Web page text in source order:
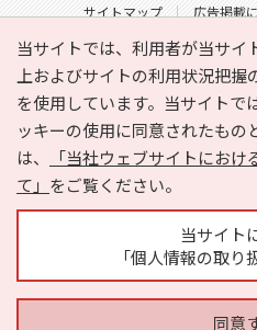
当サイトでは、利用者が当サ
上およびサイトの利用状況把握
を使用しています。当サイトで
ッキーの使用に同意されたもの
は、
「当社ウェブサイトにお
て」 をご覧ください。
当サイト
「個人情報の取
同意
サイトマップ
広告掲載
サイトの内容に関
Copyright ©